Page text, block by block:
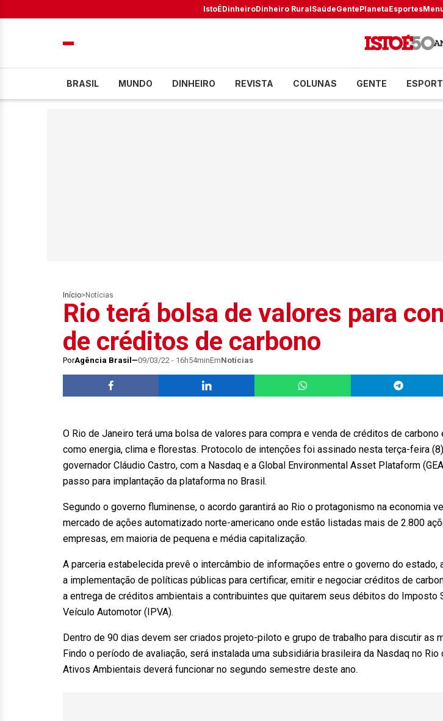
IstoÉDinheiroDinheiro RuralSaúdeGentePlanetaEsportes
BRASIL MUNDO DINHEIRO REVISTA COLUNAS GENTE
Início> Notícias
Rio terá bolsa de valores para
de créditos de carbono
PorAgência Brasil 09/03/22 - 16h54minEmNotícias
O Rio de Janeiro terá uma bolsa de valores para compra e venda de créditos de
como energia, clima e florestas. Protocolo de intenções foi assinado nesta terça-feira
governador Cláudio Castro, com a Nasdaq e a Global Environmental Asset Plataform
passo para implantação da plataforma no Brasil.
Segundo o governo fluminense, o acordo garantirá ao Rio o protagonismo na economia
mercado de ações automatizado norte-americano onde estão listadas mais de 2.800
empresas, em maioria de pequena e média capitalização.
A parceria estabelecida prevê o intercâmbio de informações entre o governo do estado,
a implementação de políticas públicas para certificar, emitir e negociar créditos de
a entrega de créditos ambientais a contribuintes que quitarem seus débitos do Imposto
Veículo Automotor (IPVA).
Dentro de 90 dias devem ser criados projeto-piloto e grupo de trabalho para discutir as
Findo o período de avaliação, será instalada uma subsidiária brasileira da Nasdaq no Rio
Ativos Ambientais deverá funcionar no segundo semestre deste ano.